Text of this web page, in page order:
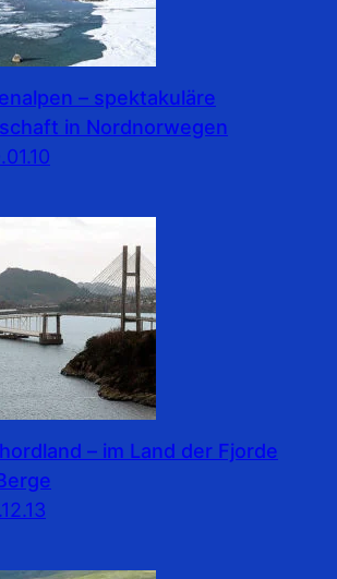
– spektakuläre
in Nordnorwegen
– im Land der Fjorde